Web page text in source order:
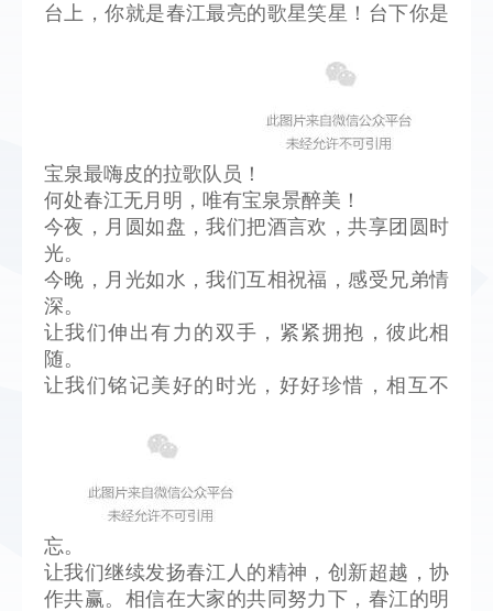
台上，你就是春江最亮的歌星笑星！台下你是
宝泉最嗨皮的拉歌队员！
何处春江无月明，唯有宝泉景醉美！
今夜，月圆如盘，我们把酒言欢，共享团圆时
光。
今晚，月光如水，我们互相祝福，感受兄弟情
深。
让我们伸出有力的双手，紧紧拥抱，彼此相
随。
让我们铭记美好的时光，好好珍惜，相互不
忘。
让我们继续发扬春江人的精神，创新超越，协
作共赢。相信在大家的共同努力下，春江的明